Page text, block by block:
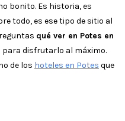
bonito. Es historia, es
todo, es ese tipo de sitio al
qué ver en Potes en
disfrutarlo al máximo.
de los hoteles en Potes que